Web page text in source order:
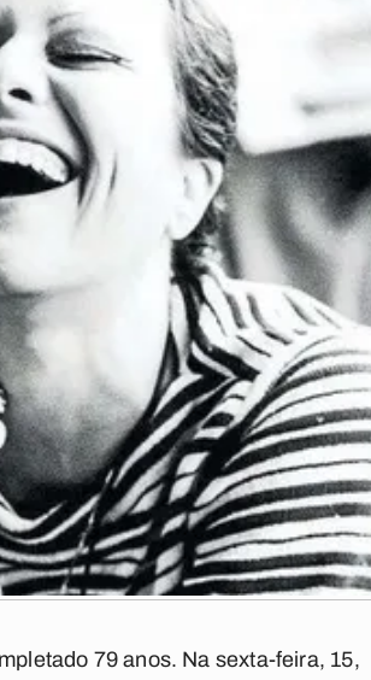
79 anos. Na sexta-feira, 15,